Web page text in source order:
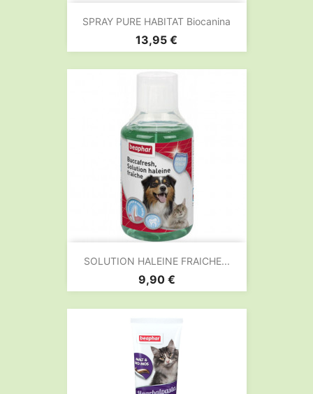
SPRAY PURE HABITAT Biocanina
Prix
13,95 €
SOLUTION HALEINE FRAICHE...
Prix
9,90 €